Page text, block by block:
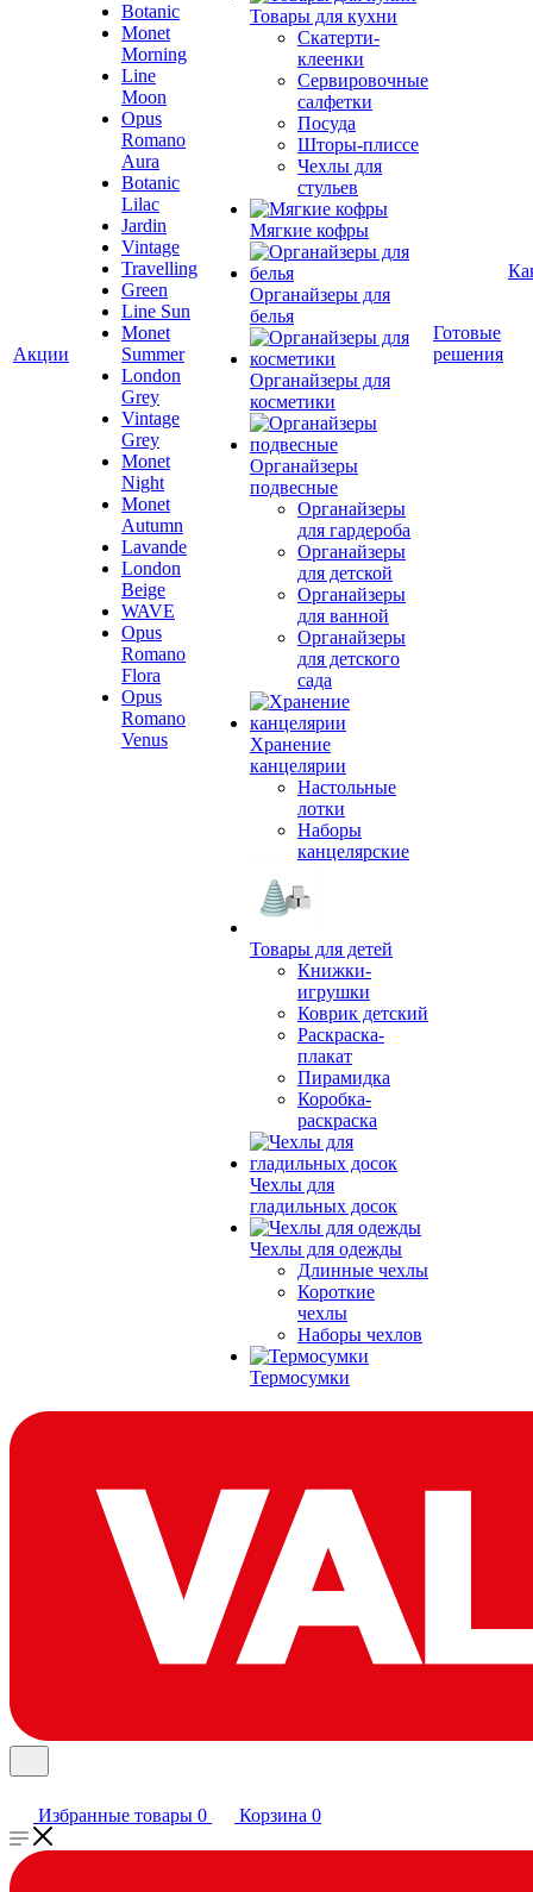
Акции
Botanic
Monet
Morning
Line
Moon
Opus
Romano
Aura
Botanic
Lilac
Jardin
Vintage
Travelling
Green
Line Sun
Monet
Summer
London
Grey
Vintage
Grey
Monet
Night
Monet
Autumn
Lavande
London
Beige
WAVE
Opus
Romano
Flora
Opus
Romano
Venus
Товары для кухни
Скатерти-
клеенки
Сервировочные
салфетки
Посуда
Шторы-плиссе
Чехлы для
стульев
Мягкие кофры
Органайзеры для
белья
Органайзеры для
косметики
Органайзеры
подвесные
Органайзеры
для гардероба
Органайзеры
для детской
Органайзеры
для ванной
Органайзеры
для детского
сада
Хранение
канцелярии
Настольные
лотки
Наборы
канцелярские
Товары для детей
Книжки-
игрушки
Коврик детский
Раскраска-
плакат
Пирамидка
Коробка-
раскраска
Чехлы для
гладильных досок
Чехлы для одежды
Длинные чехлы
Короткие
чехлы
Наборы чехлов
Термосумки
Готовые
решения
Избранные товары 0 Корзина 0